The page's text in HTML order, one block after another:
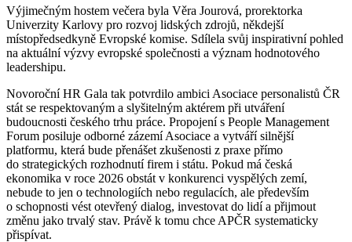
Výjimečným hostem večera byla Věra Jourová, prorektorka
Univerzity Karlovy pro rozvoj lidských zdrojů, někdejší
místopředsedkyně Evropské komise. Sdílela svůj inspirativní pohled
na aktuální výzvy evropské společnosti a význam hodnotového
leadershipu.
Novoroční HR Gala tak potvrdilo ambici Asociace personalistů ČR
stát se respektovaným a slyšitelným aktérem při utváření
budoucnosti českého trhu práce. Propojení s People Management
Forum posiluje odborné zázemí Asociace a vytváří silnější
platformu, která bude přenášet zkušenosti z praxe přímo
do strategických rozhodnutí firem i státu. Pokud má česká
ekonomika v roce 2026 obstát v konkurenci vyspělých zemí,
nebude to jen o technologiích nebo regulacích, ale především
o schopnosti vést otevřený dialog, investovat do lidí a přijmout
změnu jako trvalý stav. Právě k tomu chce APČR systematicky
přispívat.